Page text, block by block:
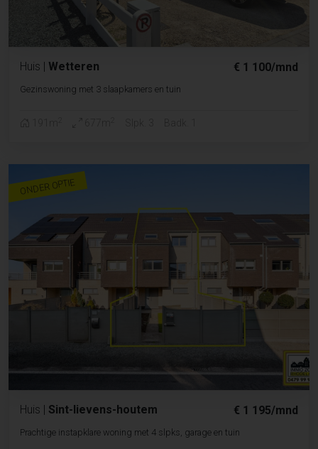
€ 1 100/mnd
Huis | Wetteren
Gezinswoning met 3 slaapkamers en tuin
ONDER OPTIE
€ 1 195/mnd
Huis | Sint-lievens-houtem
Prachtige instapklare woning met 4 slpks, garage en tuin